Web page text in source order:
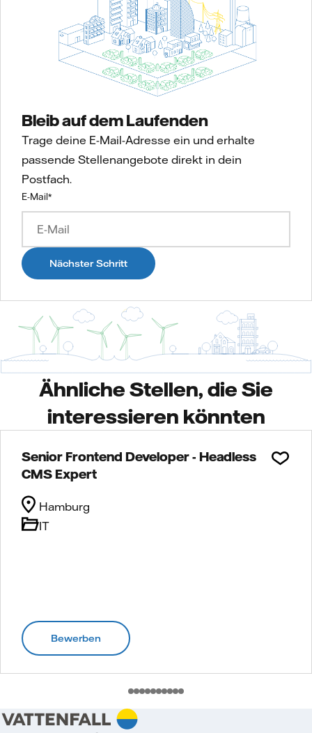
Bleib auf dem Laufenden
Trage deine E-Mail-Adresse ein und erhalte
passende Stellenangebote direkt in dein
Postfach.
E-Mail*
Nächster Schritt
Ähnliche Stellen, die Sie
interessieren könnten
Senior Frontend Developer - Headless
CMS Expert
IT
Hamburg
Bewerben